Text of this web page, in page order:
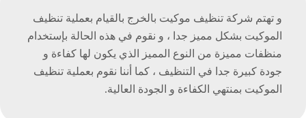
و تهتم شركة تنظيف موكيت بالخرج بالقيام بعملية تنظيف
الموكيت بشكل مميز جدا ، و نقوم في هذه الحالة بإستخدام
منظفات مميزة من النوع المميز الذي يكون لها كفاءة و
جودة كبيرة جدا في التنظيف ، كما أننا نقوم بعملية تنظيف
الموكيت بمنتهي الكفاءة و الجودة العالية.